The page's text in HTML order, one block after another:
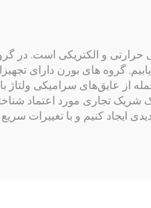
و الکتریکی است. در
های بورن دارای
عایق‌های سرامیکی ولتاژ
تجاری مورد اعتماد
ایجاد کنیم و با تغییرات